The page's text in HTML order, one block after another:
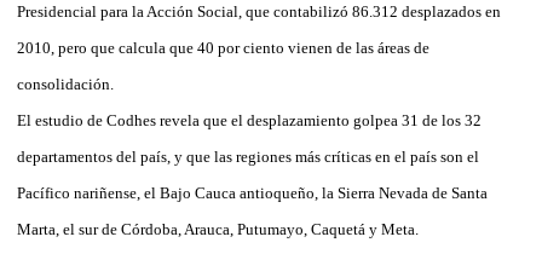
Presidencial para la Acción Social, que contabilizó 86.312 desplazados en
2010, pero que calcula que 40 por ciento vienen de las áreas de
consolidación.
El estudio de Codhes revela que el desplazamiento golpea 31 de los 32
departamentos del país, y que las regiones más críticas en el país son el
Pacífico nariñense, el Bajo Cauca antioqueño, la Sierra Nevada de Santa
Marta, el sur de Córdoba, Arauca, Putumayo, Caquetá y Meta.